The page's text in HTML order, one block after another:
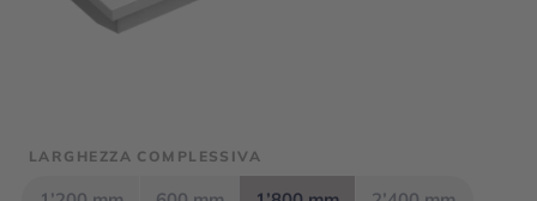
LARGHEZZA COMPLESSIVA